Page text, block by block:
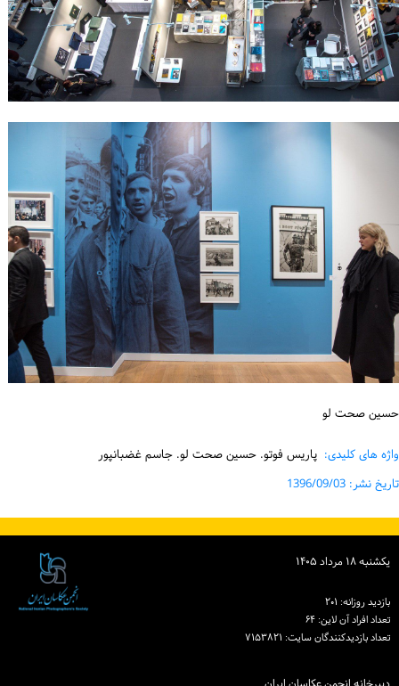
حسین صحت لو
واژه های کلیدی: پاریس فوتو. حسین صحت لو. جاسم غضبانپور
تاریخ نشر: 1396/09/03
یكشنبه ۱۸ مرداد ۱۴۰۵
بازدید روزانه: ۲۰۱
تعداد افراد آن لاین: ۶۴
تعداد بازدیدكنندگان سایت: ۷۱۵۳۸۲۱